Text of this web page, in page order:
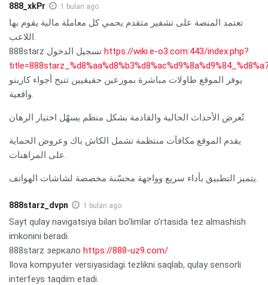
888_xkPr 1 bulan ago
تعتمد المنصة على تشفير متقدم يحمي كل معاملة مالية يقوم بها
اللاعب.
https://wiki.e-o3.com:443/index.php?
يوفر الموقع طاولات مباشرة بموزعين حقيقيين تتيح أجواء كازينو
واقعية.
تُعرض الأحداث الحالية والقادمة بشكل منظم يسهّل اختيار الرهان.
يقدم الموقع مكافآت منتظمة تشمل الكاش باك وعروض الحماية
على المراهنات.
يتميز التطبيق بأداء سريع وواجهة محسّنة مخصصة لشاشات الهواتف.
888starz_dvpn 1 bulan ago
Sayt qulay navigatsiya bilan bo’limlar o’rtasida tez almashish
imkonini beradi.
888starz зеркало https://888-uz9.com/
Ilova kompyuter versiyasidagi tezlikni saqlab, qulay sensorli
interfeys taqdim etadi.